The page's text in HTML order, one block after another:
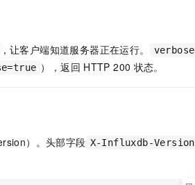
让客户端知道服务器正在运行。 verbose
），返回 HTTP 200 状态。
）。头部字段 X-Influxdb-Version